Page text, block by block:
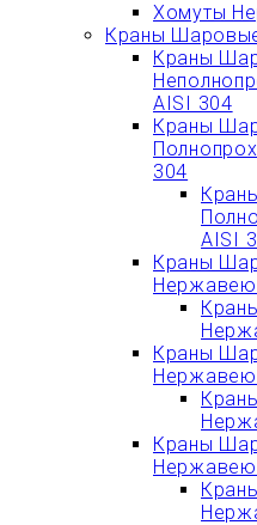
Хомуты
Краны
Краны
AISI 304
Краны
304
AISI
Краны
Краны
Краны